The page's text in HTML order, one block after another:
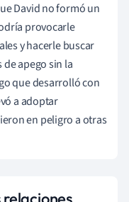
David no formó un
provocarle
y hacerle buscar
apego sin la
que desarrolló con
a adoptar
en peligro a otras